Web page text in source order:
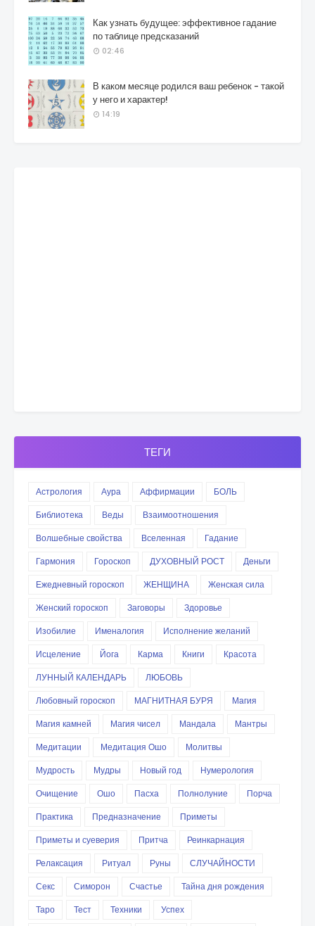
Как узнать будущее: эффективное гадание
по таблице предсказаний
02:46
В каком месяце родился ваш ребенок - такой
у него и характер!
14:19
ТЕГИ
Астрология Аура Аффирмации
БОЛЬ
Библиотека
Веды
Взаимоотношения
Волшебные свойства
Вселенная
Гадание
Гармония
Гороскоп ДУХОВНЫЙ РОСТ
Деньги
Ежедневный гороскоп
ЖЕНЩИНА
Женская сила
Женский гороскоп
Заговоры
Здоровье
Изобилие
Именалогия
Исполнение желаний
Исцеление
Йога Карма Книги
Красота
ЛУННЫЙ КАЛЕНДАРЬ
ЛЮБОВЬ
Любовный гороскоп
МАГНИТНАЯ БУРЯ
Магия
Магия камней
Магия чисел Мандала
Мантры
Медитации
Медитация Ошо
Молитвы
Мудрость
Мудры Новый год
Нумерология
Очищение
Ошо Пасха Полнолуние
Порча
Практика
Предназначение
Приметы
Приметы и суеверия
Притча
Реинкарнация
Релаксация
Ритуал Руны
СЛУЧАЙНОСТИ
Секс
Симорон Счастье
Тайна дня рождения
Таро
Тест Техники
Успех